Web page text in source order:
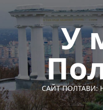
Перейти
вмісту
У
САЙТ ПОЛТАВИ: